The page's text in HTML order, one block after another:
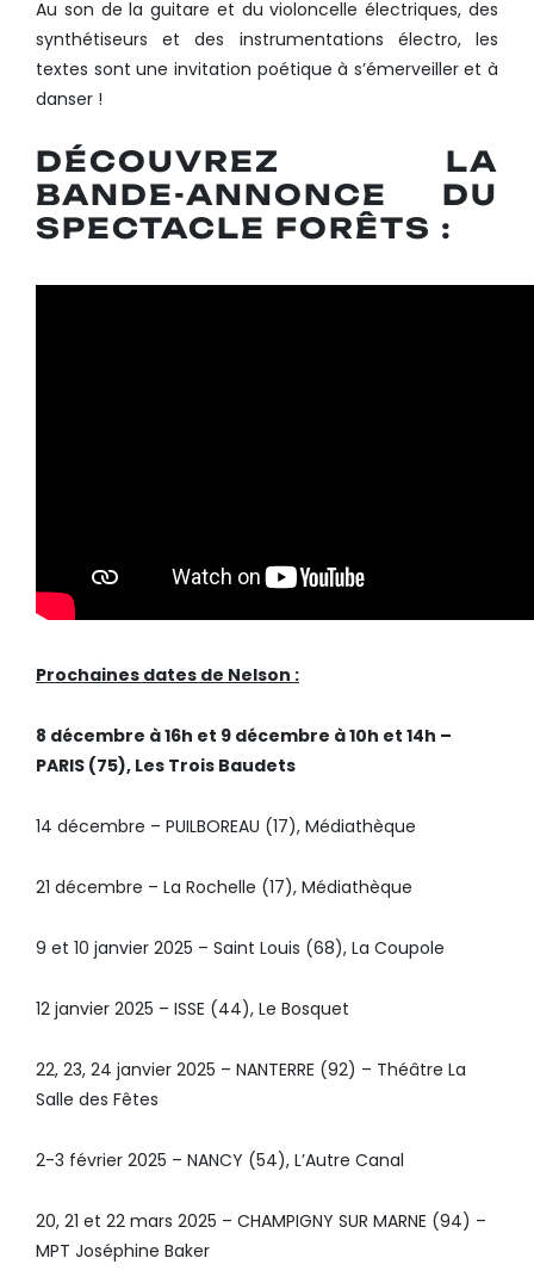
Au son de la guitare et du violoncelle électriques, des
synthétiseurs et des instrumentations électro, les
textes sont une invitation poétique à s’émerveiller et à
danser !
DÉCOUVREZ LA
BANDE-ANNONCE DU
SPECTACLE FORÊTS :
Prochaines dates de Nelson :
8 décembre à 16h et 9 décembre à 10h et 14h –
PARIS (75), Les Trois Baudets
14 décembre – PUILBOREAU (17), Médiathèque
21 décembre – La Rochelle (17), Médiathèque
9 et 10 janvier 2025 – Saint Louis (68), La Coupole
12 janvier 2025 – ISSE (44), Le Bosquet
22, 23, 24 janvier 2025 – NANTERRE (92) – Théâtre La
Salle des Fêtes
2-3 février 2025 – NANCY (54), L’Autre Canal
20, 21 et 22 mars 2025 – CHAMPIGNY SUR MARNE (94) –
MPT Joséphine Baker